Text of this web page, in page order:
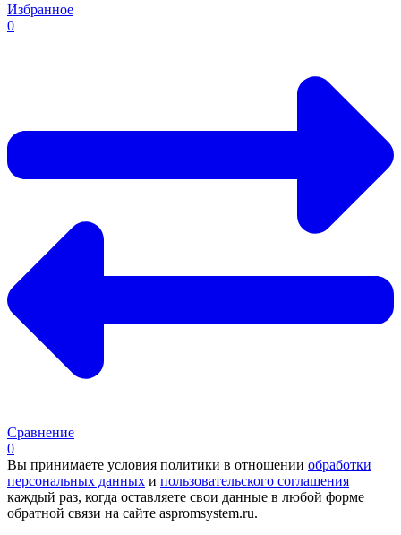
Избранное
0
Сравнение
0
Вы принимаете условия политики в отношении обработки
персональных данных и пользовательского соглашения
каждый раз, когда оставляете свои данные в любой форме
обратной связи на сайте aspromsystem.ru.